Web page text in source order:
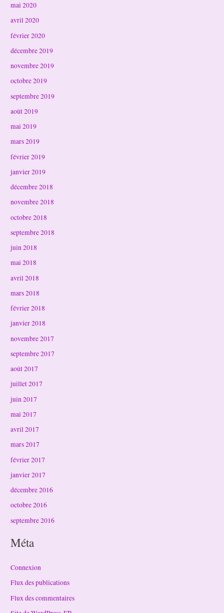
mai 2020
avril 2020
février 2020
décembre 2019
novembre 2019
octobre 2019
septembre 2019
août 2019
mai 2019
mars 2019
février 2019
janvier 2019
décembre 2018
novembre 2018
octobre 2018
septembre 2018
juin 2018
mai 2018
avril 2018
mars 2018
février 2018
janvier 2018
novembre 2017
septembre 2017
août 2017
juillet 2017
juin 2017
mai 2017
avril 2017
mars 2017
février 2017
janvier 2017
décembre 2016
octobre 2016
septembre 2016
Méta
Connexion
Flux des publications
Flux des commentaires